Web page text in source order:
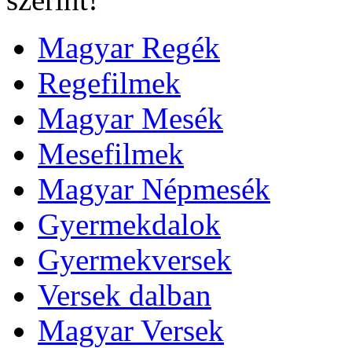
Magyar Regék
Regefilmek
Magyar Mesék
Mesefilmek
Magyar Népmesék
Gyermekdalok
Gyermekversek
Versek dalban
Magyar Versek